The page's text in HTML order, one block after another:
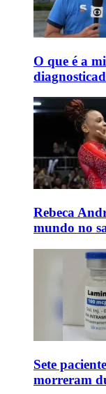
O que é a
Rebeca
mundo no
Sete
morreram